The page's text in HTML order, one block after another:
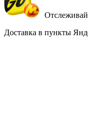
Доставка в пункты